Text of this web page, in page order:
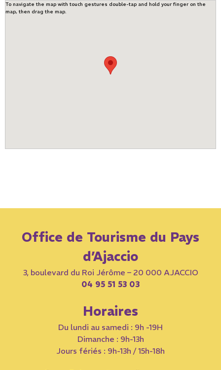
To navigate the map with touch gestures double-tap and hold your finger on the
map, then drag the map.
Office de Tourisme du Pays
d’Ajaccio
3, boulevard du Roi Jérôme – 20 000 AJACCIO
04 95 51 53 03
Horaires
Du lundi au samedi : 9h -19H
Dimanche : 9h-13h
Jours fériés : 9h-13h / 15h-18h